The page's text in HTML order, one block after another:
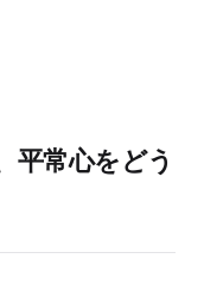
平常心をどう